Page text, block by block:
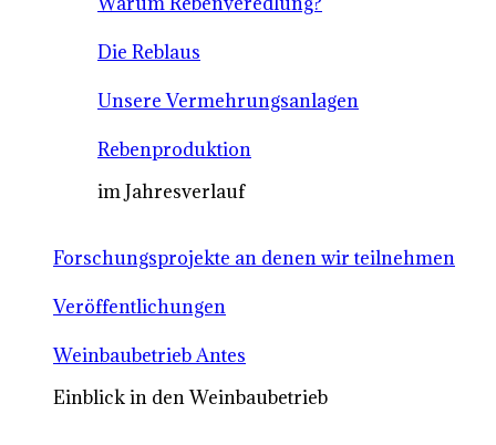
Die Reblaus
Unsere Vermehrungsanlagen
Rebenproduktion
im Jahresverlauf
Forschungsprojekte an denen wir teilnehmen
Veröffentlichungen
Weinbaubetrieb Antes
Einblick in den Weinbaubetrieb